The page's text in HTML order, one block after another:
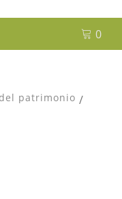
0
patrimonio /